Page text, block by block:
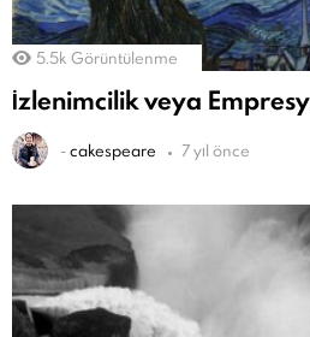
5.5k Görüntülenme
İzlenimcilik veya
-cakespeare 7 yıl önce